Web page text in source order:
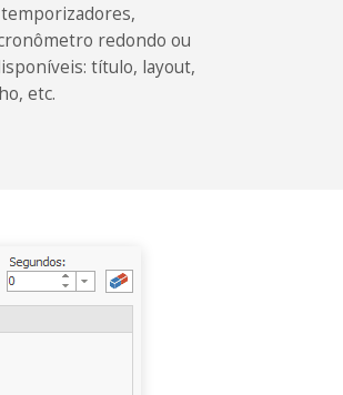
redondo ou
título, layout,
etc.